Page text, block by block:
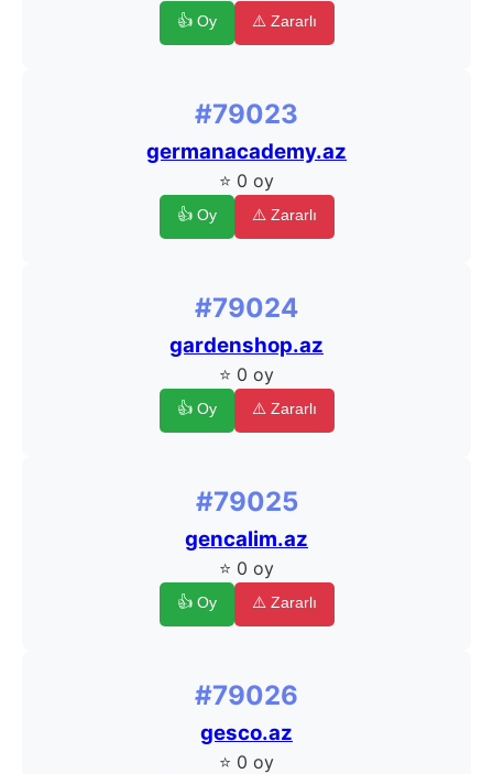
👍 Oy ⚠️ Zararlı
#79023
germanacademy.az
⭐ 0 oy
👍 Oy ⚠️ Zararlı
#79024
gardenshop.az
⭐ 0 oy
👍 Oy ⚠️ Zararlı
#79025
gencalim.az
⭐ 0 oy
👍 Oy ⚠️ Zararlı
#79026
gesco.az
⭐ 0 oy